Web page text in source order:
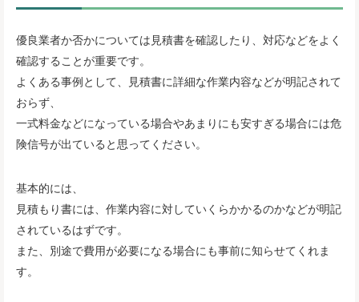
優良業者か否かについては見積書を確認したり、対応などをよく
確認することが重要です。
よくある事例として、見積書に詳細な作業内容などが明記されて
おらず、
一式料金などになっている場合やあまりにも安すぎる場合には危
険信号が出ていると思ってください。
基本的には、
見積もり書には、作業内容に対していくらかかるのかなどが明記
されているはずです。
また、別途で費用が必要になる場合にも事前に知らせてくれま
す。